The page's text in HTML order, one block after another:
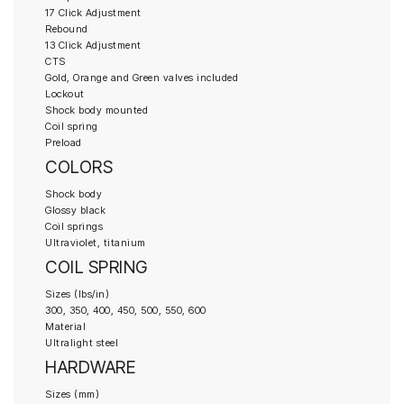
17 Click Adjustment
Rebound
13 Click Adjustment
CTS
Gold, Orange and Green valves included
Lockout
Shock body mounted
Coil spring
Preload
COLORS
Shock body
Glossy black
Coil springs
Ultraviolet, titanium
COIL SPRING
Sizes (lbs/in)
300, 350, 400, 450, 500, 550, 600
Material
Ultralight steel
HARDWARE
Sizes (mm)